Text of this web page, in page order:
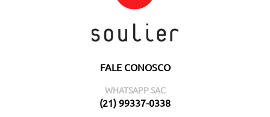
FALE CONOSCO
WHATSAPP SAC
(21) 99337-0338